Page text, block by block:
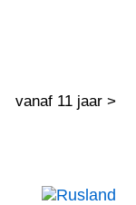
vanaf 11 jaar >